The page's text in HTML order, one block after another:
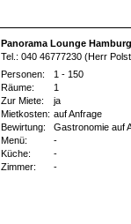
Panorama Lounge
Tel.: 040 46777230 (Herr
Personen:
1 - 150
Räume:
1
Zur Miete:
ja
Mietkosten: auf Anfrage
Bewirtung:
Gastronomie auf
Menü:
-
Küche:
-
Zimmer:
-